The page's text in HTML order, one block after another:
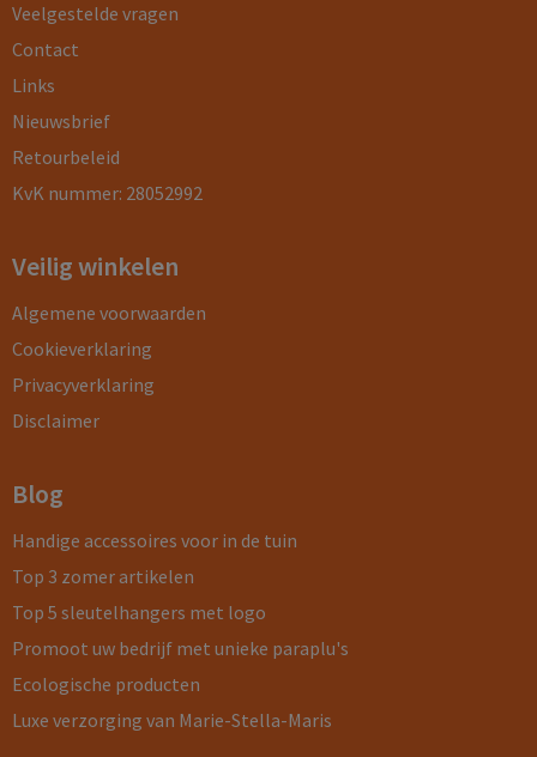
Veelgestelde vragen
Contact
Links
Nieuwsbrief
Retourbeleid
KvK nummer: 28052992
Veilig winkelen
Algemene voorwaarden
Cookieverklaring
Privacyverklaring
Disclaimer
Blog
Handige accessoires voor in de tuin
Top 3 zomer artikelen
Top 5 sleutelhangers met logo
Promoot uw bedrijf met unieke paraplu's
Ecologische producten
Luxe verzorging van Marie-Stella-Maris